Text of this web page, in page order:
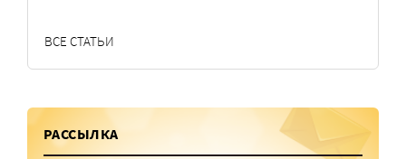
ВСЕ СТАТЬИ
РАССЫЛКА